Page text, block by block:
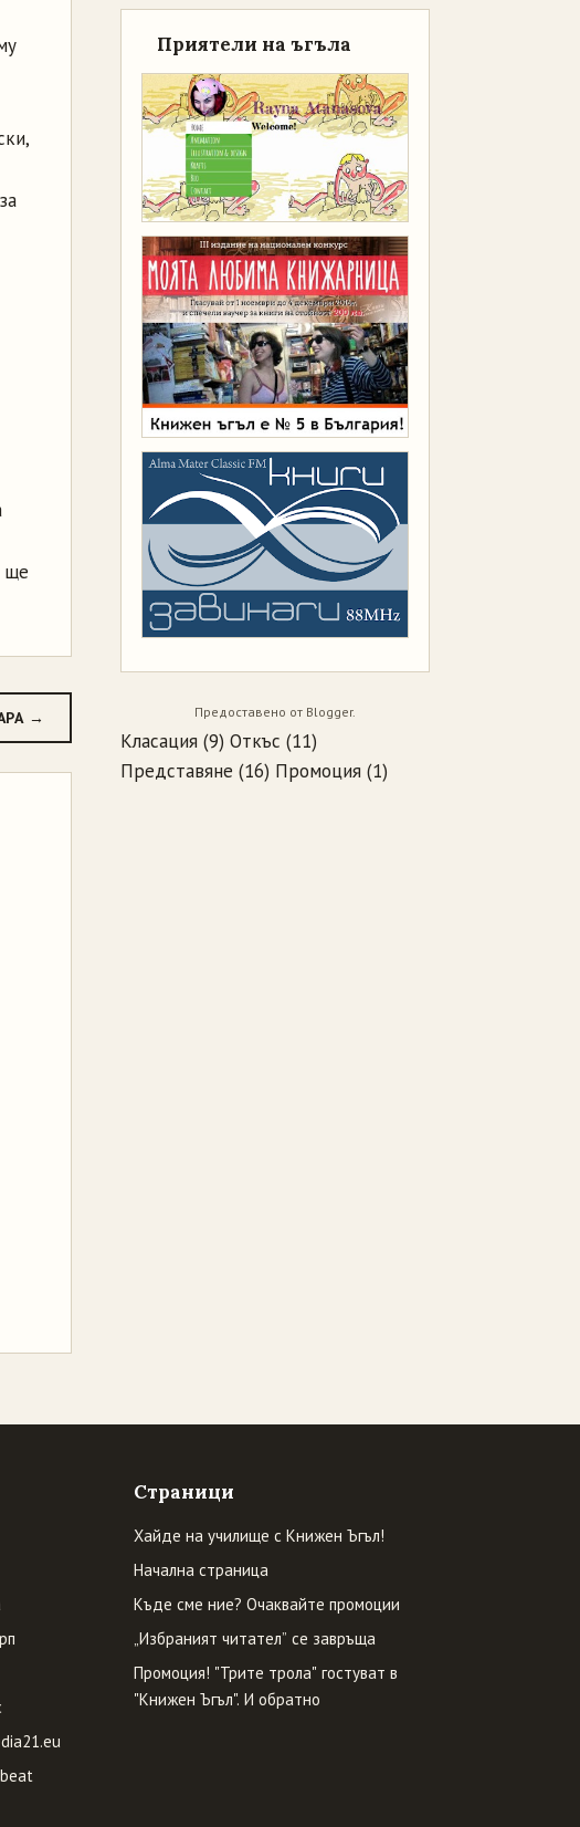
ще
→
Приятели на ъгъла
Предоставено от Blogger.
Класация (9) Откъс (11)
Представяне (16) Промоция (1)
Страници
Хайде на училище с Книжен Ъгъл!
Начална страница
Къде сме ние? Очаквайте промоции
„Избраният читател” се завръща
Промоция! "Трите трола" гостуват в
"Книжен Ъгъл". И обратно